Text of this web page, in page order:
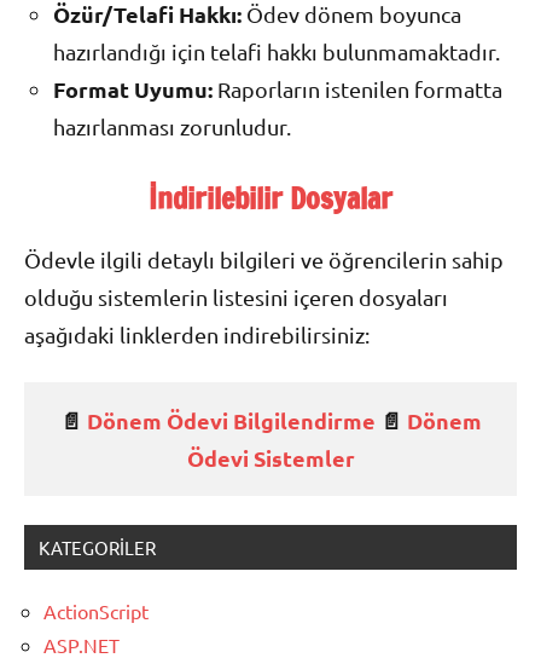
Özür/Telafi Hakkı: Ödev dönem boyunca
hazırlandığı için telafi hakkı bulunmamaktadır.
Format Uyumu: Raporların istenilen formatta
hazırlanması zorunludur.
İndirilebilir Dosyalar
Ödevle ilgili detaylı bilgileri ve öğrencilerin sahip
olduğu sistemlerin listesini içeren dosyaları
aşağıdaki linklerden indirebilirsiniz:
📄 Dönem Ödevi Bilgilendirme 📄 Dönem
Ödevi Sistemler
KATEGORILER
ActionScript
ASP.NET